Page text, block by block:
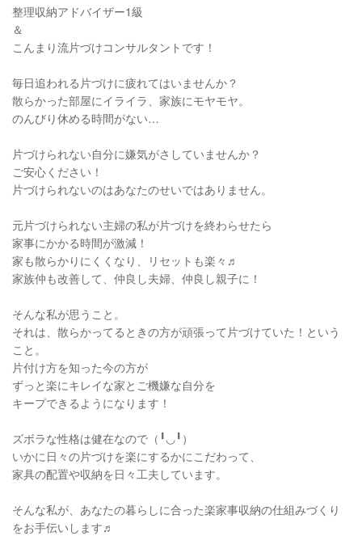
整理収納アドバイザー1級
＆
こんまり流片づけコンサルタントです！
毎日追われる片づけに疲れてはいませんか？
散らかった部屋にイライラ、家族にモヤモヤ。
のんびり休める時間がない…
片づけられない自分に嫌気がさしていませんか？
ご安心ください！
片づけられないのはあなたのせいではありません。
元片づけられない主婦の私が片づけを終わらせたら
家事にかかる時間が激減！
家も散らかりにくくなり、リセットも楽々♬
家族仲も改善して、仲良し夫婦、仲良し親子に！
そんな私が思うこと。
それは、散らかってるときの方が頑張って片づけていた！という
こと。
片付け方を知った今の方が
ずっと楽にキレイな家とご機嫌な自分を
キープできるようになります！
ズボラな性格は健在なので（╹◡╹）
いかに日々の片づけを楽にするかにこだわって、
家具の配置や収納を日々工夫しています。
そんな私が、あなたの暮らしに合った楽家事収納の仕組みづくり
をお手伝いします♬